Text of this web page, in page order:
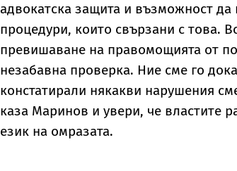
адвокатска защита и възможност
процедури, които свързани с това.
превишаване на правомощията от
незабавна проверка. Ние сме го
констатирали някакви нарушения
каза Маринов и увери, че властите
език на омразата.